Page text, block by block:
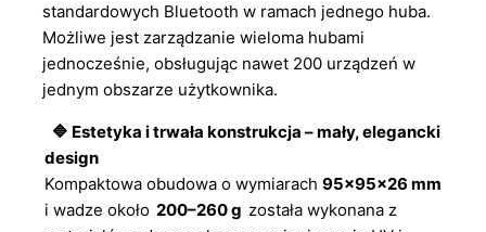
standardowych Bluetooth w ramach jednego huba.
Możliwe jest zarządzanie wieloma hubami
jednocześnie, obsługując nawet 200 urządzeń w
jednym obszarze użytkownika.
🔷 Estetyka i trwała konstrukcja – mały, elegancki
design
Kompaktowa obudowa o wymiarach 95×95×26 mm
i wadze około 200–260 g została wykonana z